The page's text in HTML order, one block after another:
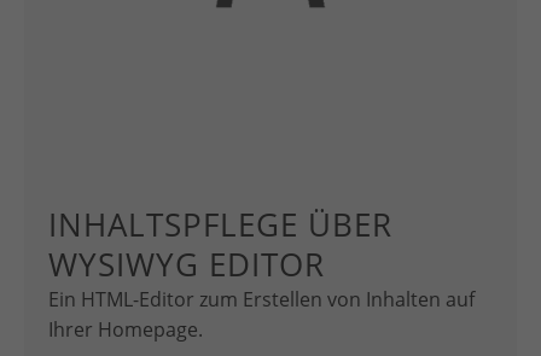
INHALTSPFLEGE ÜBER
WYSIWYG EDITOR
Ein HTML-Editor zum Erstellen von Inhalten auf
Ihrer Homepage.